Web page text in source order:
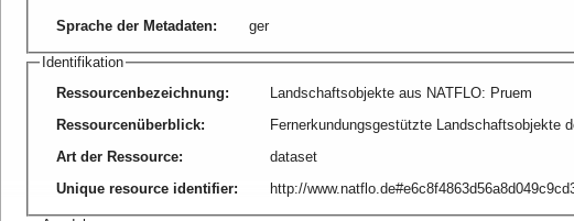
Sprache der Metadaten: ger
Identifikation
Ressourcenbezeichnung:
Landschaftsobjekte aus NATFLO: Pruem
Ressourcenüberblick:
Fernerkundungsgestützte Landschaftsobjekte
Art der Ressource:
dataset
Unique resource identifier: http://